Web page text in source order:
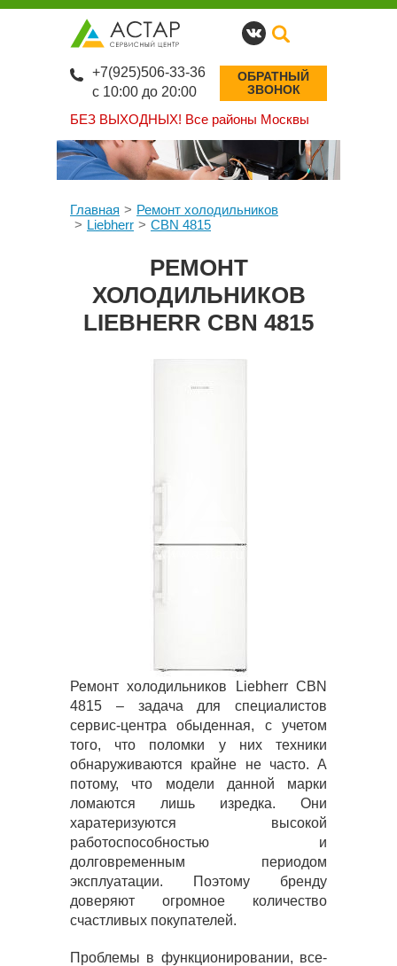
БЕЗ ВЫХОДНЫХ! Все районы Москвы
+7(925)506-33-36
с 10:00 до 20:00
ОБРАТНЫЙ
ЗВОНОК
Главная
Ремонт холодильников
Liebherr
CBN 4815
РЕМОНТ
ХОЛОДИЛЬНИКОВ
LIEBHERR CBN 4815
Ремонт холодильников Liebherr CBN
4815 – задача для специалистов
сервис-центра обыденная, с учетом
того, что поломки у них техники
обнаруживаются крайне не часто. А
потому, что модели данной марки
ломаются лишь изредка. Они
харатеризуются высокой
работоспособностью и
долговременным периодом
эксплуатации. Поэтому бренду
доверяют огромное количество
счастливых покупателей.
Проблемы в функционировании, все-